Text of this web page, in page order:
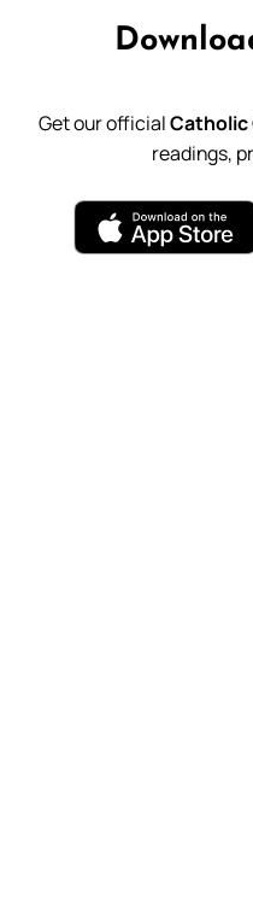
Get our officialCatholic
readings,